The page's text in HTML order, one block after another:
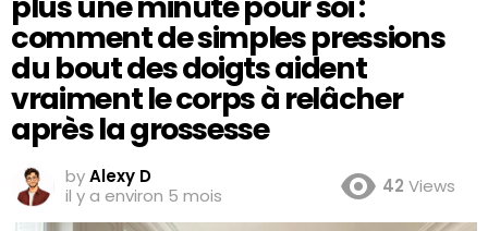
comment de simples pressions
du bout des doigts aident
vraiment le corps à relâcher
après la grossesse
byAlexy D
il y a environ 5 mois
42 Views